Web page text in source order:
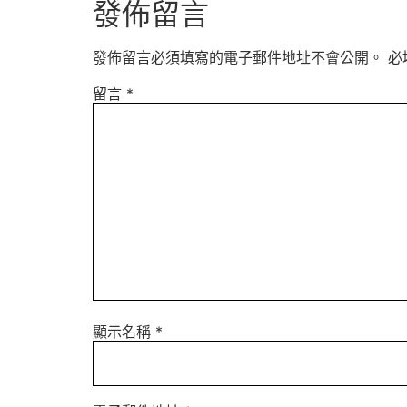
發佈留言
發佈留言必須填寫的電子郵件地址不會公開。 必
留言 *
顯示名稱 *